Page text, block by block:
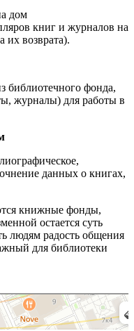
дом
книг и журналов на
их возврата).
библиотечного фонда,
журналы) для работы в
данных о книгах,
книжные фонды,
остается суть
людям радость общения
для библиотеки
метро Новокузнецкая —